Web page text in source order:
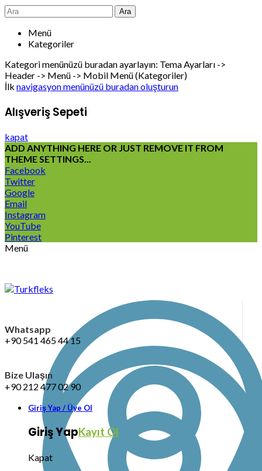
Ara
Menü
Kategoriler
Kategori menünüzü buradan ayarlayın: Tema Ayarları ->
Header -> Menü -> Mobil Menü (Kategoriler)
İlk navigasyon menünüzü buradan oluşturun
Alışveriş Sepeti
kapat
ADD ANYTHING HERE OR JUST REMOVE IT FROM
THEME SETTINGS...
Facebook
Twitter
Google
Email
Instagram
YouTube
Pinterest
Menü
Whatsapp
+90 541 465 44 15
Bize Ulaşın
+90 212 477 02 90
Giriş Yap / Üye Ol
Giriş YapKayıt Ol
Kapat